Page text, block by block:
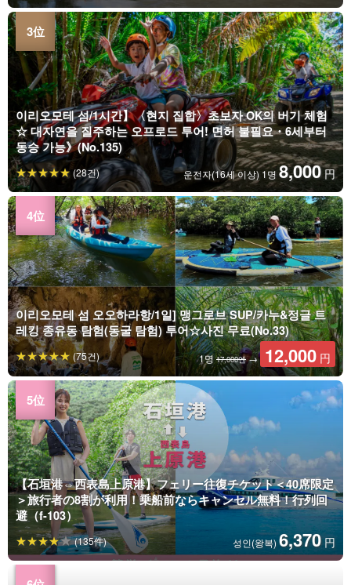
이리오모테 섬/1시간】〈현지 집합〉초보자 OK의 버기 체험
☆ 대자연을 질주하는 오프로드 투어! 면허 불필요・6세부터
동승 가능》(No.135)
운전자(16세 이상) 1명8,000 円
(28건)
이리오모테 섬 오오하라항/1일] 맹그로브 SUP/카누&정글 트
레킹 종유동 탐험(동굴 탐험) 투어☆사진 무료(No.33)
1명17,000엔→ 12,000 円
(75건)
【石垣港⇔西表島上原港】フェリー往復チケット＜40席限定
＞旅行者の8割が利用！乗船前ならキャンセル無料！行列回
避（f-103）
성인(왕복) 6,370 円
(135件)